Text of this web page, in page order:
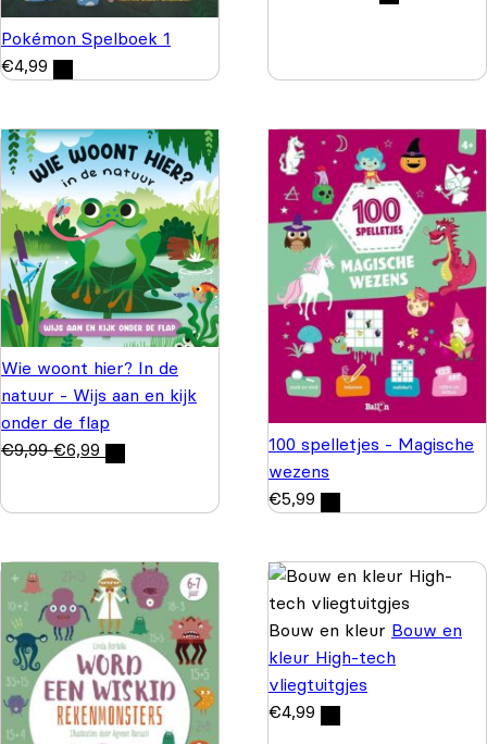
Pokémon Spelboek 1
€4,99
Wie woont hier? In de
natuur - Wijs aan en kijk
onder de flap
€9,99 €6,99
100 spelletjes - Magische
wezens
€5,99
Bouw en kleur Bouw en
kleur High-tech
vliegtuitgjes
€4,99